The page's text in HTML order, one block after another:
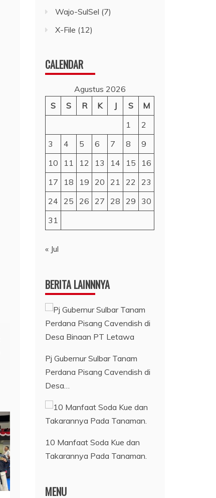
Wajo-SulSel (7)
X-File (12)
CALENDAR
Agustus 2026
S
S R K J S
M
1
2
3
4 5 6 7 8
9
10
11 12 13 14 15
16
17
18 19 20 21 22
23
24
25 26 27 28 29
30
31
« Jul
BERITA LAINNNYA
Pj Gubernur Sulbar Tanam
Perdana Pisang Cavendish di
Desa…
10 Manfaat Soda Kue dan
Takarannya Pada Tanaman.
MENU